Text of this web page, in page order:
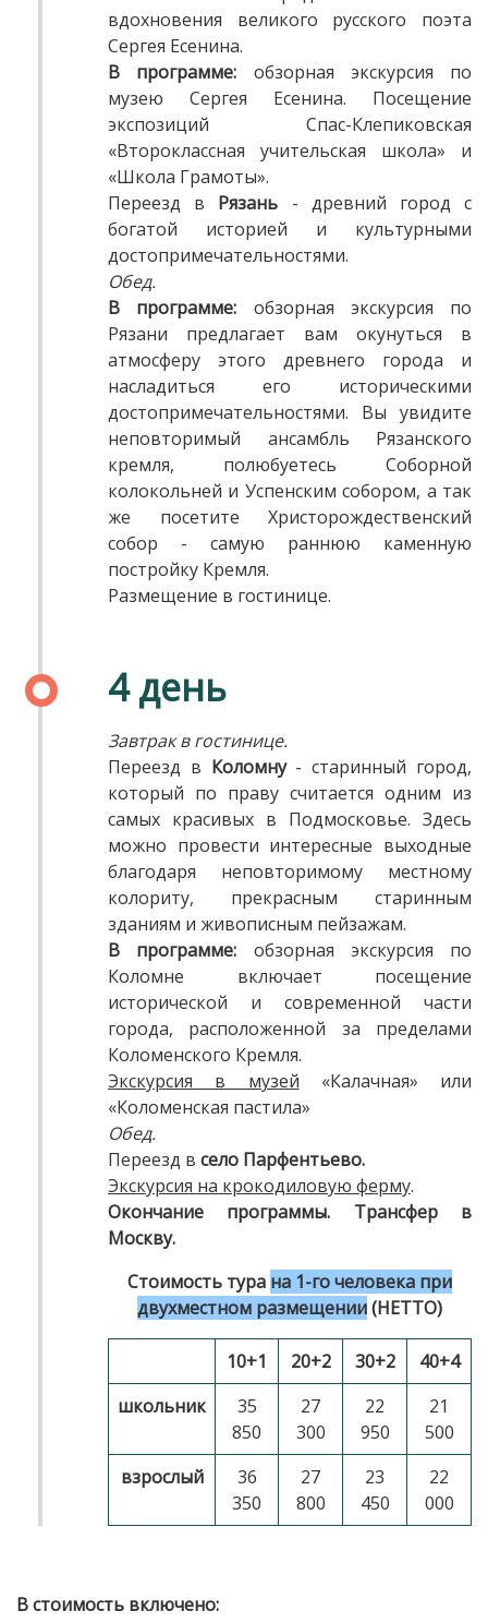
вдохновения великого русского поэта
Сергея Есенина.
В программе: обзорная экскурсия по
музею Сергея Есенина. Посещение
экспозиций Спас-Клепиковская
«Второклассная учительская школа» и
«Школа Грамоты».
Переезд в Рязань
- древний город с
богатой историей и культурными
достопримечательностями.
Обед.
В программе: обзорная экскурсия по
Рязани предлагает вам окунуться в
атмосферу этого древнего города и
насладиться его историческими
достопримечательностями. Вы увидите
неповторимый ансамбль Рязанского
кремля, полюбуетесь Соборной
колокольней и Успенским собором, а так
же посетите Христорождественский
собор - самую раннюю каменную
постройку Кремля.
Размещение в гостинице.
4 день
Завтрак в гостинице.
Переезд в Коломну- старинный город,
который по праву считается одним из
самых красивых в Подмосковье. Здесь
можно провести интересные выходные
благодаря неповторимому местному
колориту, прекрасным старинным
зданиям и живописным пейзажам.
В программе: обзорная экскурсия по
Коломне включает посещение
исторической и современной части
города, расположенной за пределами
Коломенского Кремля.
Экскурсия в музей «Калачная» или
«Коломенская пастила»
Обед.
Переезд в село Парфентьево.
Экскурсия на крокодиловую ферму.
Окончание программы. Трансфер в
Москву.
Стоимость тура на 1-го человека при
двухместном размещении(НЕТТО)
10+1 20+2 30+2
40+4
школьник
35
850
27
300
22
950
21
500
взрослый
36
350
27
800
23
450
22
000
В стоимость включено: